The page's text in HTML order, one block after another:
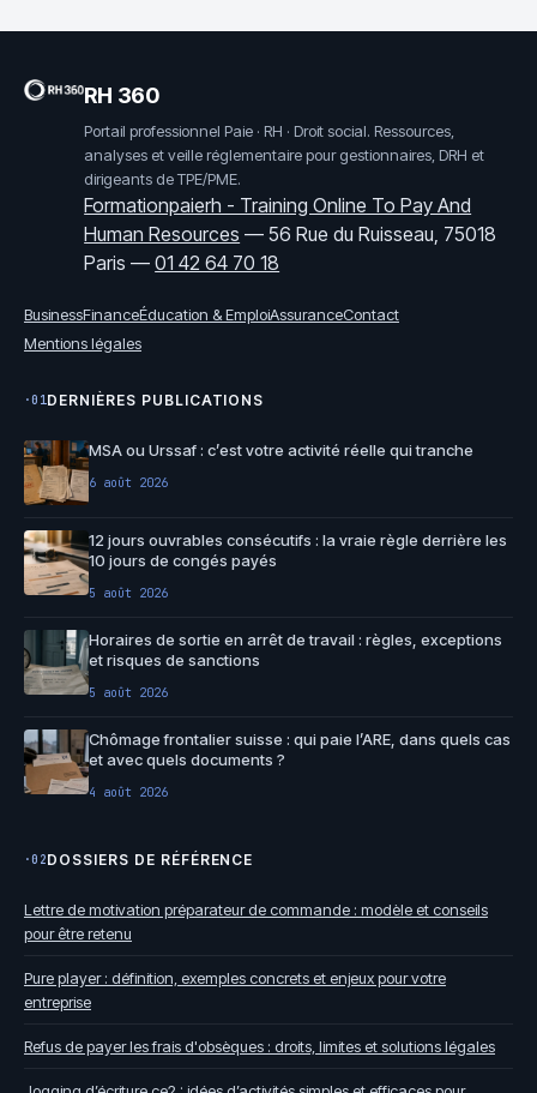
RH 360
Portail professionnel Paie · RH · Droit social. Ressources,
analyses et veille réglementaire pour gestionnaires, DRH et
dirigeants de TPE/PME.
Formationpaierh - Training Online To Pay And
Human Resources —56 Rue du Ruisseau, 75018
Paris —01 42 64 70 18
BusinessFinanceÉducation & EmploiAssuranceContact
Mentions légales
·01DERNIÈRES PUBLICATIONS
MSA ou Urssaf : c’est votre activité réelle qui tranche
6 août 2026
12 jours ouvrables consécutifs : la vraie règle derrière les
10 jours de congés payés
5 août 2026
Horaires de sortie en arrêt de travail : règles, exceptions
et risques de sanctions
5 août 2026
Chômage frontalier suisse : qui paie l’ARE, dans quels cas
et avec quels documents ?
4 août 2026
·02DOSSIERS DE RÉFÉRENCE
Lettre de motivation préparateur de commande : modèle et conseils
pour être retenu
Pure player : définition, exemples concrets et enjeux pour votre
entreprise
Refus de payer les frais d'obsèques : droits, limites et solutions légales